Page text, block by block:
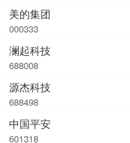
美的集团
000333
澜起科技
688008
源杰科技
688498
中国平安
601318